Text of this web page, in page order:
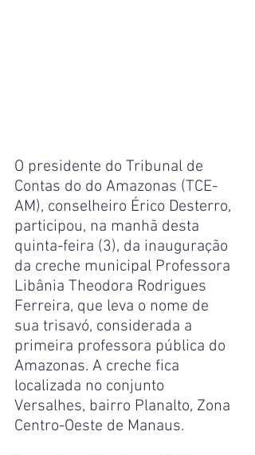
O presidente do Tribunal de
Contas do do Amazonas (TCE-
AM), conselheiro Érico Desterro,
participou, na manhã desta
quinta-feira (3), da inauguração
da creche municipal Professora
Libânia Theodora Rodrigues
Ferreira, que leva o nome de
sua trisavó, considerada a
primeira professora pública do
Amazonas. A creche fica
localizada no conjunto
Versalhes, bairro Planalto, Zona
Centro-Oeste de Manaus.